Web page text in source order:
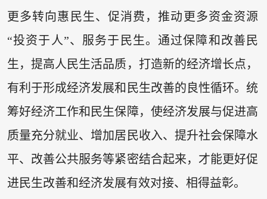
更多转向惠民生、促消费，推动更多资金资源
“投资于人”、服务于民生。通过保障和改善民
生，提高人民生活品质，打造新的经济增长点，
有利于形成经济发展和民生改善的良性循环。统
筹好经济工作和民生保障，使经济发展与促进高
质量充分就业、增加居民收入、提升社会保障水
平、改善公共服务等紧密结合起来，才能更好促
进民生改善和经济发展有效对接、相得益彰。